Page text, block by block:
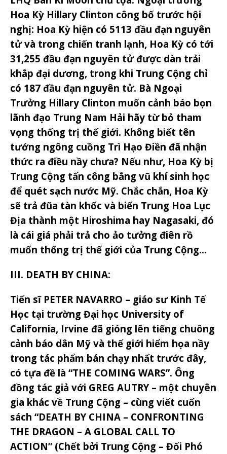
Hoa Kỳ Hillary Clinton công bố trước hội
nghị: Hoa Kỳ hiện có 5113 đầu đạn nguyên
tử và trong chiến tranh lạnh, Hoa Kỳ có tới
31,255 đầu đạn nguyên tử được dàn trải
khắp đại dương, trong khi Trung Cộng chỉ
có 187 đầu đạn nguyên tử. Bà Ngoại
Trưởng Hillary Clinton muốn cảnh báo bọn
lãnh đạo Trung Nam Hải hãy từ bỏ tham
vọng thống trị thế giới. Không biết tên
tướng ngông cuồng Trì Hạo Điền đã nhận
thức ra điều nầy chưa? Nếu như, Hoa Kỳ bị
Trung Cộng tấn công bằng vũ khí sinh học
để quét sạch nước Mỹ. Chắc chắn, Hoa Kỳ
sẽ trả đũa tàn khốc và biến Trung Hoa Lục
Địa thành một Hiroshima hay Nagasaki, đó
là cái giá phải trả cho ảo tưởng điên rồ
muốn thống trị thế giới của Trung Cộng…
III. DEATH BY CHINA:
Tiến sĩ PETER NAVARRO – giáo sư Kinh Tế
Học tại trường Đại học University of
California, Irvine đã gióng lên tiếng chuông
cảnh báo dân Mỹ và thế giới hiểm họa nầy
trong tác phẩm bán chạy nhất trước đây,
có tựa đề là “THE COMING WARS”. Ông
đồng tác giả với GREG AUTRY – một chuyên
gia khác về Trung Cộng – cùng viết cuốn
sách “DEATH BY CHINA – CONFRONTING
THE DRAGON – A GLOBAL CALL TO
ACTION” (Chết bởi Trung Cộng – Đối Phó